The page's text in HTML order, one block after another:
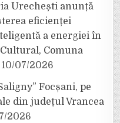
Urechești anunță
eficienței
a energiei în
Comuna
10/07/2026
Focșani, pe
din județul Vrancea
2026